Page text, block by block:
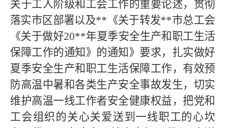
关于工人阶级和工会工作的重要论述，贯彻
落实市区部署以及** 《关于转发**市总工会
《关于做好20**年夏季安全生产和职工生活
保障工作的通知》的通知》要求，扎实做好
夏季安全生产和职工生活保障工作，有效预
防高温中暑和各类生产安全事故发生，切实
维护高温一线工作者安全健康权益，把党和
工会组织的关心关爱送到一线职工的心坎